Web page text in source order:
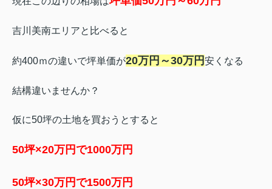
吉川美南エリアと比べると
約400ｍの違いで坪単価が20万円～30万円安くなる
結構違いませんか？
仮に50坪の土地を買おうとすると
50坪×20万円で1000万円
50坪×30万円で1500万円